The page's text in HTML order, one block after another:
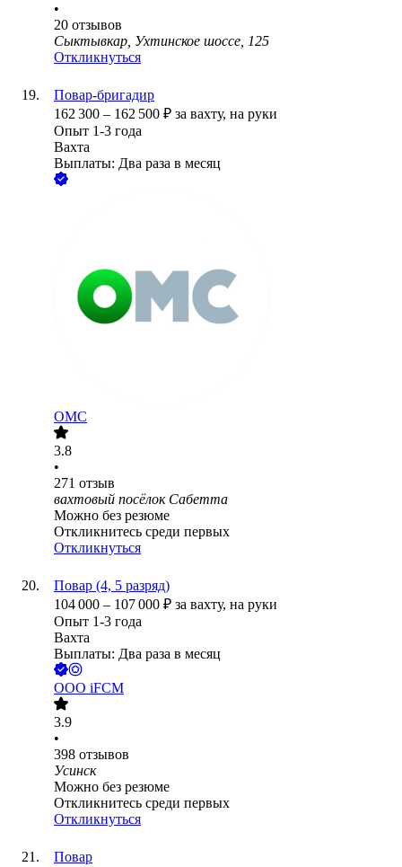
•
20 отзывов
Сыктывкар, Ухтинское шоссе, 125
Откликнуться
Повар-бригадир
162 300 – 162 500 ₽ за вахту, на руки
Опыт 1-3 года
Вахта
Выплаты: Два раза в месяц
ОМС
3.8
•
271 отзыв
вахтовый посёлок Сабетта
Можно без резюме
Откликнитесь среди первых
Откликнуться
Повар (4, 5 разряд)
104 000 – 107 000 ₽ за вахту, на руки
Опыт 1-3 года
Вахта
Выплаты: Два раза в месяц
ООО iFCM
3.9
•
398 отзывов
Усинск
Можно без резюме
Откликнитесь среди первых
Откликнуться
Повар